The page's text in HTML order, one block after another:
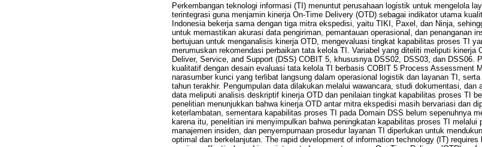
Perkembangan teknologi informasi (TI) menuntut perusahaan logistik untuk mengelola
terintegrasi guna menjamin kinerja On-Time Delivery (OTD) sebagai indikator utama
Indonesia bekerja sama dengan tiga mitra ekspedisi, yaitu TIKI, Paxel, dan Ninja,
untuk memastikan akurasi data pengiriman, pemantauan operasional, dan penanganan
bertujuan untuk menganalisis kinerja OTD, mengevaluasi tingkat kapabilitas proses TI
merumuskan rekomendasi perbaikan tata kelola TI. Variabel yang diteliti meliputi kinerja
Deliver, Service, and Support (DSS) COBIT 5, khususnya DSS02, DSS03, dan DSS06.
kualitatif dengan desain evaluasi tata kelola TI berbasis COBIT 5 Process Assessment
narasumber kunci yang terlibat langsung dalam operasional logistik dan layanan TI,
tahun terakhir. Pengumpulan data dilakukan melalui wawancara, studi dokumentasi,
data meliputi analisis deskriptif kinerja OTD dan penilaian tingkat kapabilitas proses TI
penelitian menunjukkan bahwa kinerja OTD antar mitra ekspedisi masih bervariasi dan
keterlambatan, sementara kapabilitas proses TI pada Domain DSS belum sepenuhnya
karena itu, penelitian ini menyimpulkan bahwa peningkatan kapabilitas proses TI melalui
manajemen insiden, dan penyempurnaan prosedur layanan TI diperlukan untuk
optimal dan berkelanjutan. The rapid development of information technology (IT)